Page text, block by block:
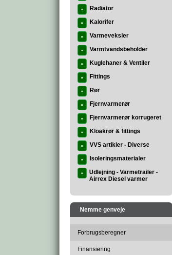
» Radiator
» Kalorifer
» Varmeveksler
» Varmtvandsbeholder
» Kuglehaner & Ventiler
» Fittings
» Rør
» Fjernvarmerør
» Fjernvarmerør korrugeret
» Kloakrør & fittings
» VVS artikler - Diverse
» Isoleringsmaterialer
»
Udlejning - Varmetrailer -
Airrex Diesel varmer
Nemme genveje
Forbrugsberegner
Finansiering